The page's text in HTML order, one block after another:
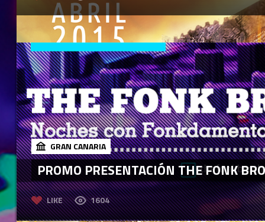
GRAN CANARIA
PROMO PRESENTACIÓN THE FONK
LIKE 1604